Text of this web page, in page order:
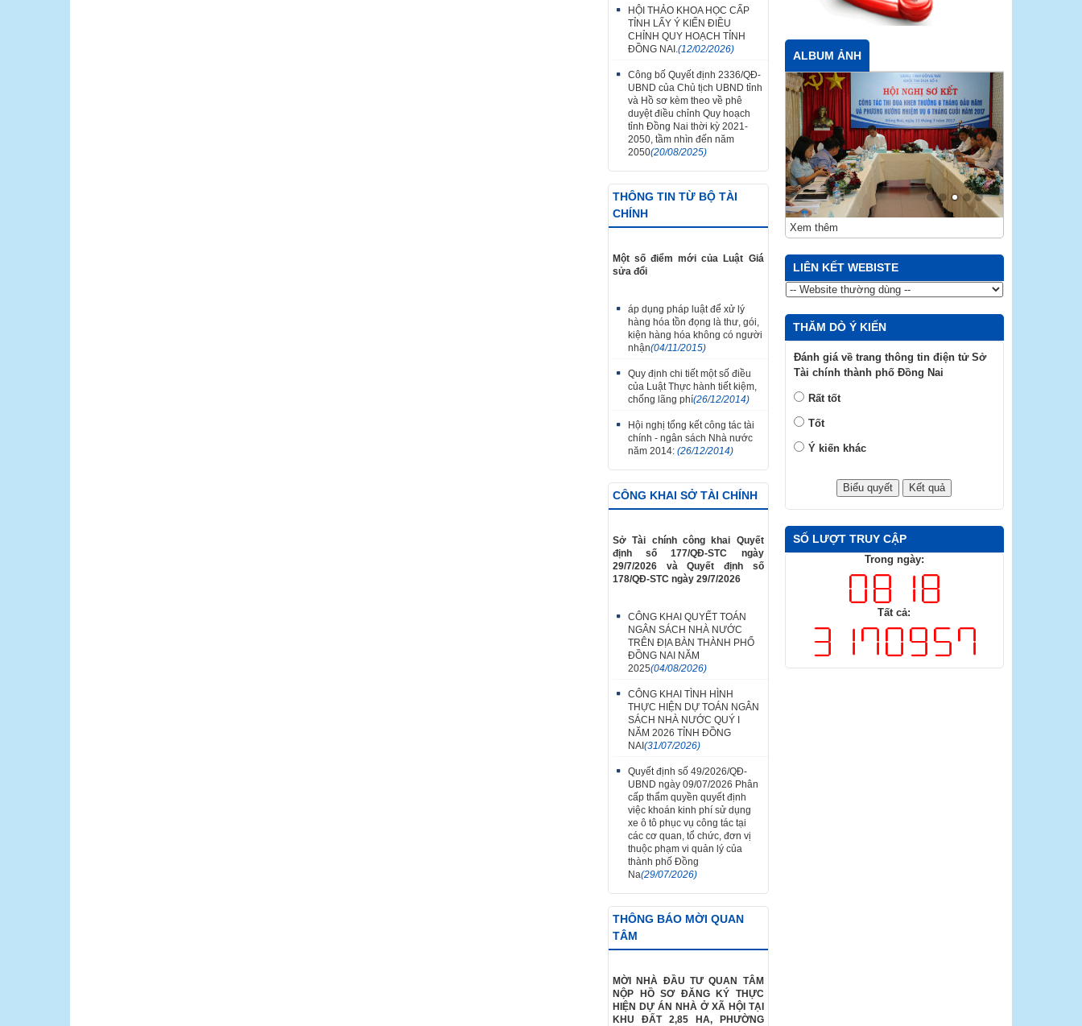
HỘI THẢO KHOA HỌC CẤP
TỈNH LẤY Ý KIẾN ĐIỀU
CHỈNH QUY HOẠCH TỈNH
ĐỒNG NAI.(12/02/2026)
Công bố Quyết định 2336/QĐ-
UBND của Chủ tịch UBND tỉnh
và Hồ sơ kèm theo về phê
duyệt điều chỉnh Quy hoạch
tỉnh Đồng Nai thời kỳ 2021-
2050, tầm nhìn đến năm
2050(20/08/2025)
THÔNG TIN TỪ BỘ TÀI
CHÍNH
Một số điểm mới của Luật Giá
sửa đổi
áp dụng pháp luật để xử lý
hàng hóa tồn đọng là thư, gói,
kiện hàng hóa không có người
nhận(04/11/2015)
Quy định chi tiết một số điều
của Luật Thực hành tiết kiệm,
chống lãng phí(26/12/2014)
Hội nghị tổng kết công tác tài
chính - ngân sách Nhà nước
năm 2014:(26/12/2014)
CÔNG KHAI SỞ TÀI CHÍNH
Sở Tài chính công khai Quyết
định số 177/QĐ-STC ngày
29/7/2026 và Quyết định số
178/QĐ-STC ngày 29/7/2026
CÔNG KHAI QUYẾT TOÁN
NGÂN SÁCH NHÀ NƯỚC
TRÊN ĐỊA BÀN THÀNH PHỐ
ĐỒNG NAI NĂM
2025(04/08/2026)
CÔNG KHAI TÌNH HÌNH
THỰC HIỆN DỰ TOÁN NGÂN
SÁCH NHÀ NƯỚC QUÝ I
NĂM 2026 TỈNH ĐỒNG
NAI(31/07/2026)
Quyết định số 49/2026/QĐ-
UBND ngày 09/07/2026 Phân
cấp thẩm quyền quyết định
việc khoán kinh phí sử dụng
xe ô tô phục vụ công tác tại
các cơ quan, tổ chức, đơn vị
thuộc phạm vi quản lý của
thành phố Đồng
Na(29/07/2026)
THÔNG BÁO MỜI QUAN
TÂM
MỜI NHÀ ĐẦU TƯ QUAN TÂM
NỘP HỒ SƠ ĐĂNG KÝ THỰC
HIỆN DỰ ÁN NHÀ Ở XÃ HỘI TẠI
KHU ĐẤT 2,85 HA, PHƯỜNG
ALBUM ẢNH
Xem thêm
LIÊN KẾT WEBISTE
THĂM DÒ Ý KIẾN
Đánh giá về trang thông tin điện tử Sở
Tài chính thành phố Đồng Nai
Rất tốt
Tốt
Ý kiến khác
SỐ LƯỢT TRUY CẬP
Trong ngày:
Tất cả: